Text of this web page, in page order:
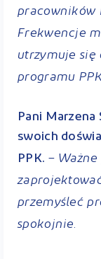
pracowników
Frekwencje
utrzymuje się
programu
Pani
swoich
PPK. –
przemyśleć
spokojnie.